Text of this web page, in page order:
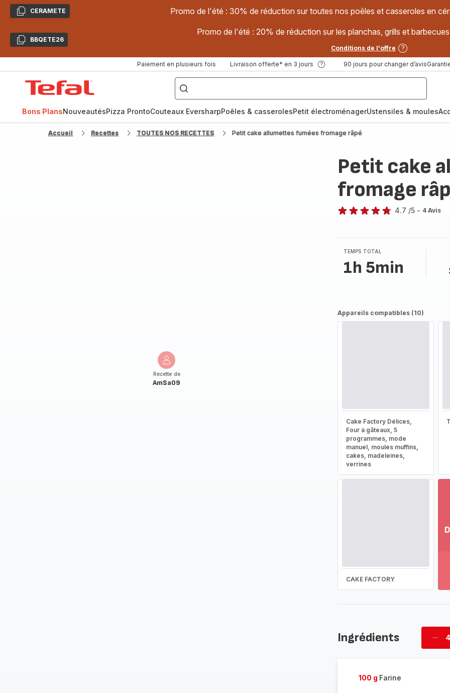
CopierCERAMETE Promo de l'été : 30% de réduction sur toutes nos poêles et casseroles en
CopierBBQETE26
Promo de l'été : 20% de réduction sur les planchas, grills et
Conditions de l'offre
Paiement en plusieurs fois Livraison offerte* en 3 jours 90 jours pour changer d’avis
["Poêles
inox,
Cake
Factory,
Bons PlansNouveautésPizza ProntoCouteaux EversharpPoêles & casserolesPetit électroménagerUstensiles & moules
Accueil Recettes TOUTES NOS RECETTES Petit cake allumettes fumées fromage râpé
Recette de
AmSa09
Petit cake
fromage
4.7 /5 - 4 Avis
TEMPS TOTAL
1h 5min
Appareils compatibles (10)
Cake Factory Délices,
Four à gâteaux, 5
programmes, mode
manuel, moules muffins,
cakes, madeleines,
verrines
CAKE FACTORY
la
Ingrédients
100 g Farine